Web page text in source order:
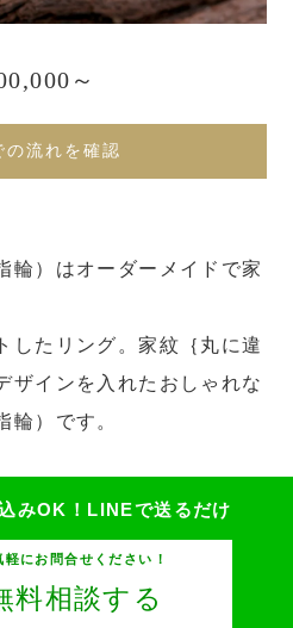
～
の流れを確認
輪）はオーダーメイドで家
したリング。家紋｛丸に違
ザインを入れたおしゃれな
輪）です。
みOK！ LINEで送るだけ
にお問合せください！
料相談する